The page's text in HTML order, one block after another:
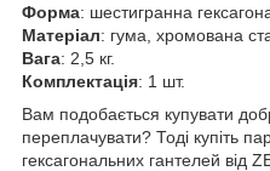
Форма: шестигранна
Матеріал: гума, хромована
Вага: 2,5 кг.
Комплектація: 1 шт.
Вам подобається купувати
переплачувати? Тоді купіть
гексагональних гантелей від